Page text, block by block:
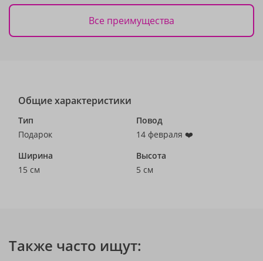
Все преимущества
Общие характеристики
Тип
Подарок
Повод
14 февраля ❤️
Ширина
15 см
Высота
5 см
Также часто ищут: